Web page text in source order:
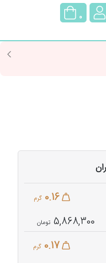
0
ورود/
0.16 گرم
5,868,300
0.17 گرم